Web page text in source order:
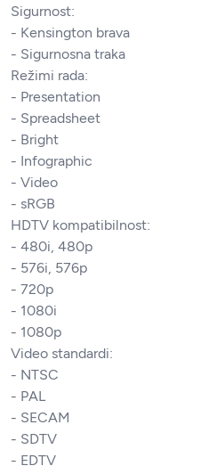
Sigurnost:
- Kensington brava
- Sigurnosna traka
Režimi rada:
- Presentation
- Spreadsheet
- Bright
- Infographic
- Video
- sRGB
HDTV kompatibilnost:
- 480i, 480p
- 576i, 576p
- 720p
- 1080i
- 1080p
Video standardi:
- NTSC
- PAL
- SECAM
- SDTV
- EDTV